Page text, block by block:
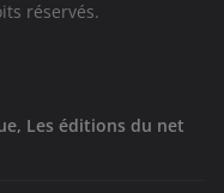
réservés.
Les éditions du net